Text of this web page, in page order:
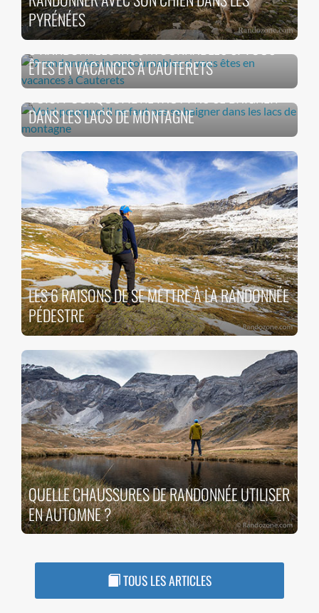
PYRÉNÉES
9 RANDONNÉES INCONTOURNABLES SI VOUS
ÊTES EN VACANCES À CAUTERETS
VOICI POURQUOI IL NE FAUT PAS SE BAIGNER
DANS LES LACS DE MONTAGNE
LES 6 RAISONS DE SE METTRE À LA RANDONNÉE
PÉDESTRE
QUELLE CHAUSSURES DE RANDONNÉE UTILISER
EN AUTOMNE ?
TOUS LES ARTICLES